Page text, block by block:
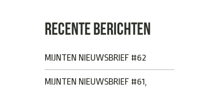
RECENTE BERICHTEN
MIJNTEN NIEUWSBRIEF #62
MIJNTEN NIEUWSBRIEF #61,